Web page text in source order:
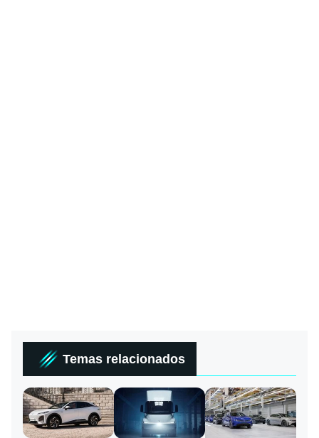
Temas relacionados